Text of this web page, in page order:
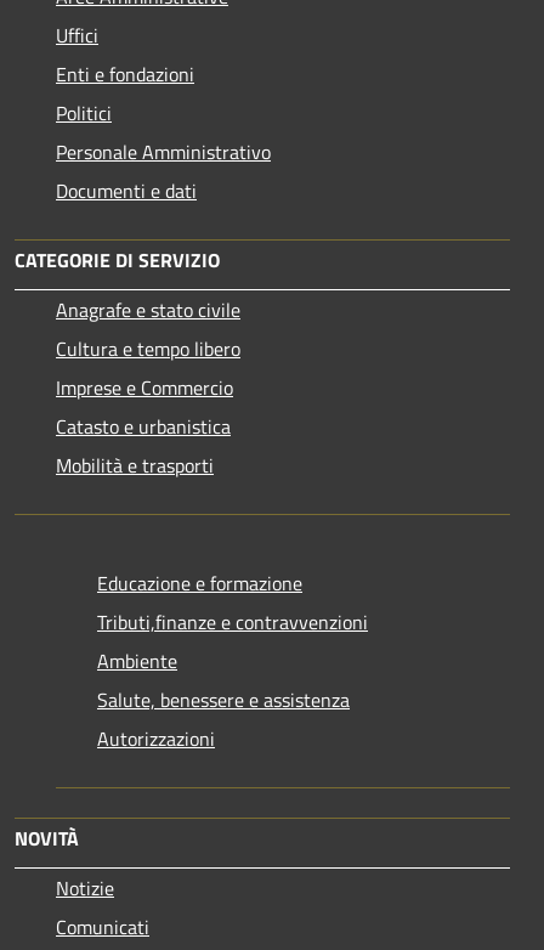
Uffici
Enti e fondazioni
Politici
Personale Amministrativo
Documenti e dati
CATEGORIE DI SERVIZIO
Anagrafe e stato civile
Cultura e tempo libero
Imprese e Commercio
Catasto e urbanistica
Mobilità e trasporti
Educazione e formazione
Tributi,finanze e contravvenzioni
Ambiente
Salute, benessere e assistenza
Autorizzazioni
NOVITÀ
Notizie
Comunicati